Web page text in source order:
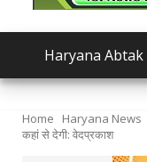
Haryana Abtak
Home Haryana News
कहां से देगी: वेदप्रकाश